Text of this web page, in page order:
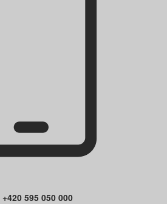
+420 595 050 000